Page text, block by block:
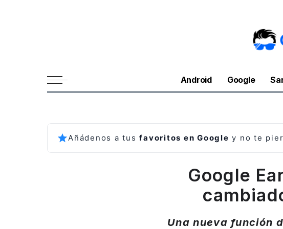
Android Google
Añádenos a tusfavoritos en Google y no te
Google
Una nueva función